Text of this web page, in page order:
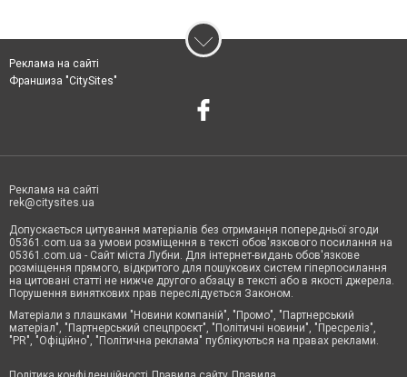
Реклама на сайті
Франшиза "CitySites"
Реклама на сайті
rek@citysites.ua
Допускається цитування матеріалів без отримання попередньої згоди
05361.com.ua за умови розміщення в тексті обов'язкового посилання на
05361.com.ua - Сайт міста Лубни. Для інтернет-видань обов'язкове
розміщення прямого, відкритого для пошукових систем гіперпосилання
на цитовані статті не нижче другого абзацу в тексті або в якості джерела.
Порушення виняткових прав переслідується Законом.
Матеріали з плашками "Новини компаній", "Промо", "Партнерський
матеріал", "Партнерський спецпроєкт", "Політичні новини", "Пресреліз",
"PR", "Офіційно", "Політична реклама" публікуються на правах реклами.